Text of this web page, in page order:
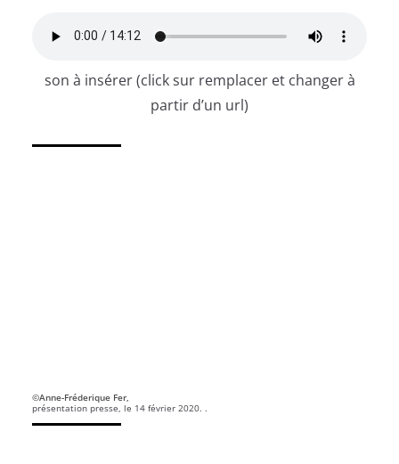
son à insérer (click sur remplacer et changer à
partir d’un url)
©Anne-Fréderique Fer,
présentation presse, le 14 février 2020. .